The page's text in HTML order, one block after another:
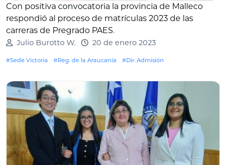
Con positiva convocatoria la provincia de Malleco
respondió al proceso de matrículas 2023 de las
carreras de Pregrado PAES.
Julio Burotto W. 20 de enero 2023
#Sede Victoria #Reg. de la Araucanía #Dir. Admisión